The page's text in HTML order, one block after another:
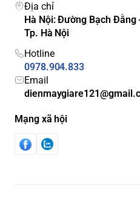
Địa chỉ
Hà Nội: Đường Bạch Đằng
Tp. Hà Nội
Hotline
0978.904.833
Email
Mạng xã hội